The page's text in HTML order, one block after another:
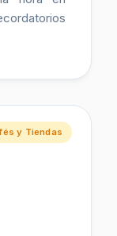
y Tiendas